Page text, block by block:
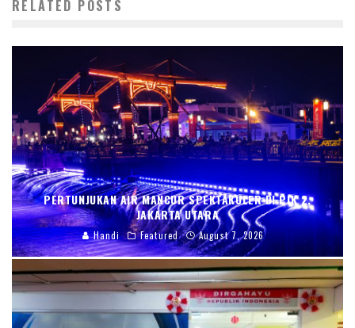
RELATED POSTS
PERTUNJUKAN AIR MANCUR SPEKTAKULER DI PIK 2,
JAKARTA UTARA
Handi Featured August 7, 2026